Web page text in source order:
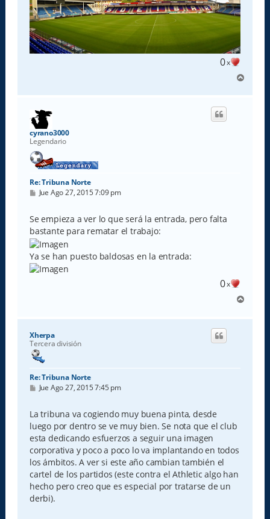
0x
r
cyrano3000
Legendario
Re: Tribuna Norte
M
s
a
j
e
Jue Ago 27, 2015 7:09 pm
Se empieza a ver lo que será la entrada, pero falta
bastante para rematar el trabajo:
Ya se han puesto baldosas en la entrada:
0x
r
Xherpa
Tercera división
Re: Tribuna Norte
M
s
a
j
e
Jue Ago 27, 2015 7:45 pm
La tribuna va cogiendo muy buena pinta, desde
luego por dentro se ve muy bien. Se nota que el club
esta dedicando esfuerzos a seguir una imagen
corporativa y poco a poco lo va implantando en todos
los ámbitos. A ver si este año cambian también el
cartel de los partidos (este contra el Athletic algo han
hecho pero creo que es especial por tratarse de un
derbi).